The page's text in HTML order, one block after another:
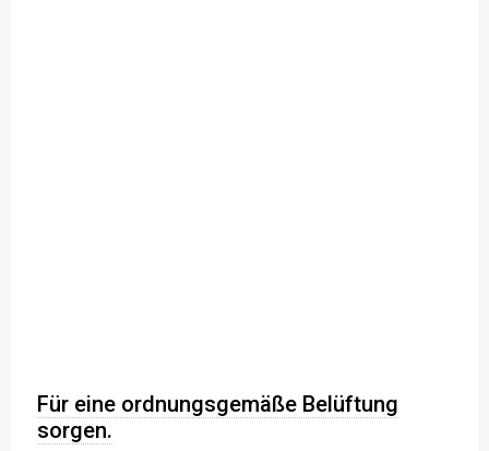
Für eine ordnungsgemäße Belüftung
sorgen.